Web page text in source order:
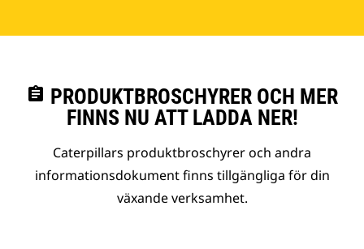
assignment PRODUKTBROSCHYRER OCH MER
FINNS NU ATT LADDA NER!
Caterpillars produktbroschyrer och andra
informationsdokument finns tillgängliga för din
växande verksamhet.